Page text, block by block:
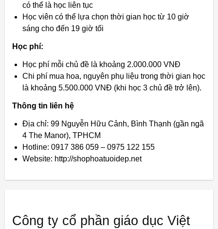
có thể là học liên tục
Học viên có thể lựa chọn thời gian học từ 10 giờ
sáng cho đến 19 giờ tối
Học phí:
Học phí mỗi chủ đề là khoảng 2.000.000 VNĐ
Chi phí mua hoa, nguyên phụ liệu trong thời gian học
là khoảng 5.500.000 VNĐ (khi học 3 chủ đề trở lên).
Thông tin liên hệ
Địa chỉ: 99 Nguyễn Hữu Cảnh, Bình Thạnh (gần ngã
4 The Manor), TPHCM
Hotline: 0917 386 059 – 0975 122 155
Website: http://shophoatuoidep.net
Công ty cổ phần giáo dục Việt